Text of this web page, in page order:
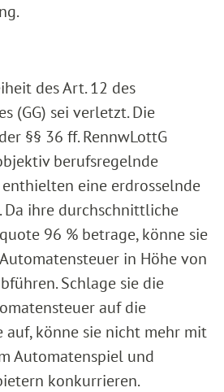
des Art. 12 des
(GG) sei verletzt. Die
§§ 36 ff. RennwLottG
berufsregelnde
enthielten eine erdrosselnde
Da ihre durchschnittliche
96 % betrage, könne sie
in Höhe von
Schlage sie die
auf die
auf, könne sie nicht mehr mit
Automatenspiel und
konkurrieren.